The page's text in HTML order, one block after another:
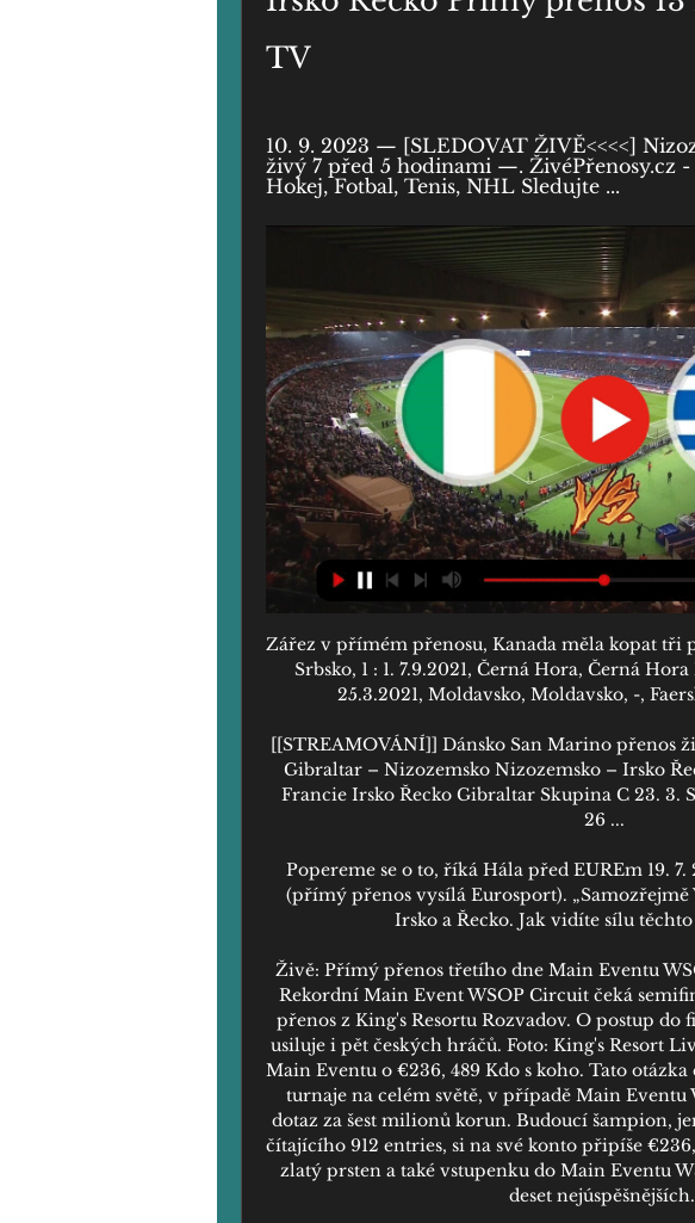
TV
10. 9. 2023 — [SLEDOVAT ŽIVĚ<<<<]
živý 7 před 5 hodinami —. ŽivéPřenosy.cz
Hokej, Fotbal, Tenis, NHL Sledujte ...
Zářez v přímém přenosu, Kanada měla kopat tři
Srbsko, 1 : 1. 7.9.2021, Černá Hora, Černá
25.3.2021, Moldavsko, Moldavsko, -,
[[STREAMOVÁNÍ]] Dánsko San Marino přenos
Gibraltar – Nizozemsko Nizozemsko – Irsko
Francie Irsko Řecko Gibraltar Skupina C 23. 3.
26 ...
Popereme se o to, říká Hála před EUREm 19.
(přímý přenos vysílá Eurosport). „Samozřejmě
Irsko a Řecko. Jak vidíte sílu těchto
Živě: Přímý přenos třetího dne Main Eventu
Rekordní Main Event WSOP Circuit čeká
přenos z King's Resortu Rozvadov. O postup do
usiluje i pět českých hráčů. Foto: King's Resort
Main Eventu o €236, 489 Kdo s koho. Tato
turnaje na celém světě, v případě Main Eventu
dotaz za šest milionů korun. Budoucí šampion,
čítajícího 912 entries, si na své konto připíše
zlatý prsten a také vstupenku do Main Eventu
deset nejúspěšnějších.